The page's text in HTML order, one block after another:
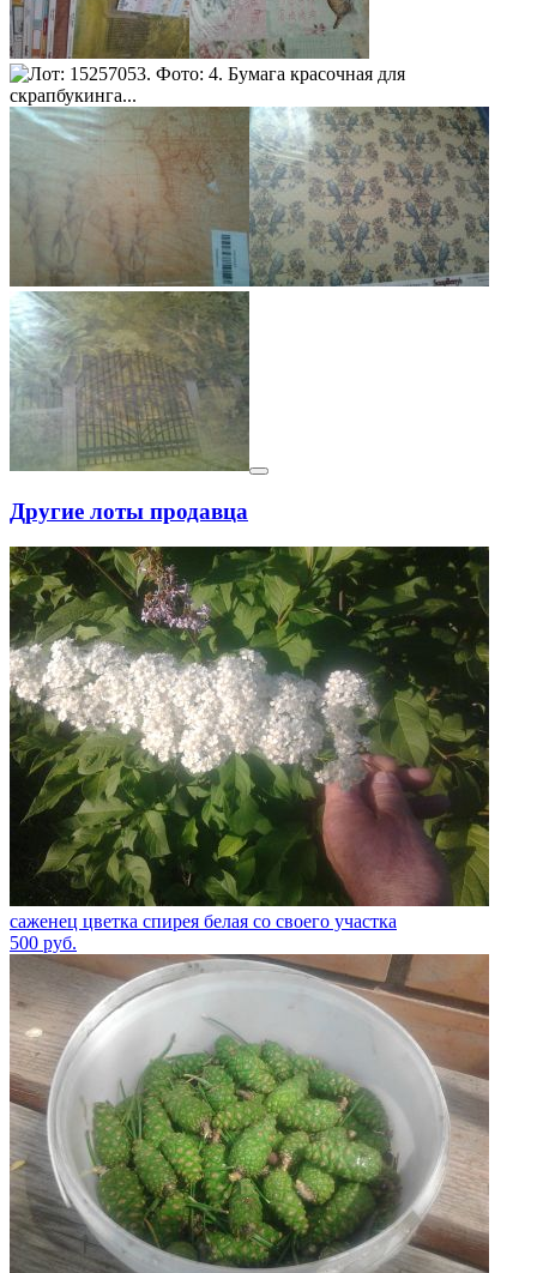
Другие лоты продавца
саженец цветка спирея белая со своего участка
500 руб.